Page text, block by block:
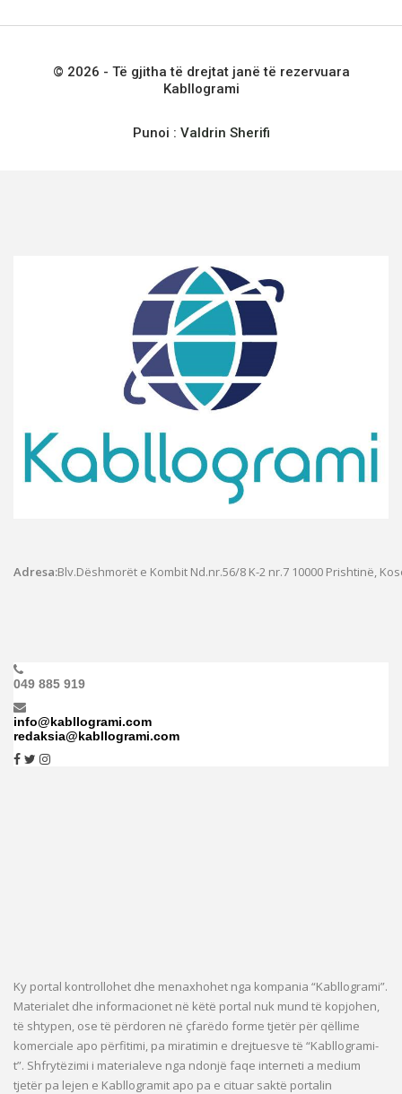
© 2026 - Të gjitha të drejtat janë të rezervuara
Kabllogrami
Punoi : Valdrin Sherifi
Adresa:Blv.Dëshmorët e Kombit Nd.nr.56/8 K-2 nr.7 10000 Prishtinë,
049 885 919
info@kabllogrami.com
redaksia@kabllogrami.com
Ky portal kontrollohet dhe menaxhohet nga kompania “Kabllogrami”.
Materialet dhe informacionet në këtë portal nuk mund të kopjohen,
të shtypen, ose të përdoren në çfarëdo forme tjetër për qëllime
komerciale apo përfitimi, pa miratimin e drejtuesve të “Kabllogrami-
t”. Shfrytëzimi i materialeve nga ndonjë faqe interneti a medium
tjetër pa lejen e Kabllogramit apo pa e cituar saktë portalin